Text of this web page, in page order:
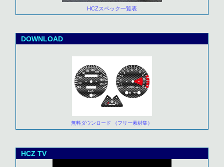
HCZスペック一覧表
DOWNLOAD
無料ダウンロード （フリー素材集）
HCZ TV